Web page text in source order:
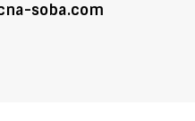
soba.com